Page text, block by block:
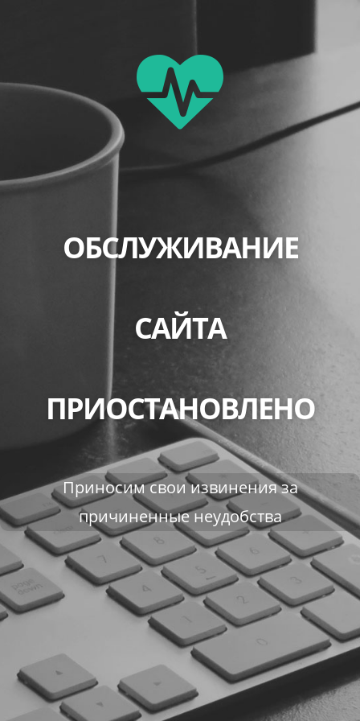
ОБСЛУЖИВАНИЕ
САЙТА
ПРИОСТАНОВЛЕНО
Приносим свои извинения за
причиненные неудобства